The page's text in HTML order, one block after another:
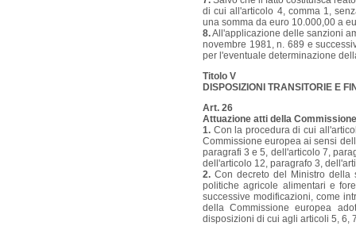
di cui all'articolo 4, comma 1,
una somma da euro 10.000,00 a
8.All'applicazione delle sanzioni
novembre 1981, n. 689 e
per l'eventuale determinazione
Titolo V
DISPOSIZIONI TRANSITORIE E
Art. 26
Attuazione atti della
1. Con la procedura di cui
Commissione europea ai sensi
paragrafi 3 e 5, dell'articolo 7,
dell'articolo 12, paragrafo 3,
2. Con decreto del Ministro della
politiche agricole alimentari e
successive modificazioni, come
della Commissione europea
disposizioni di cui agli articoli 5, 6,